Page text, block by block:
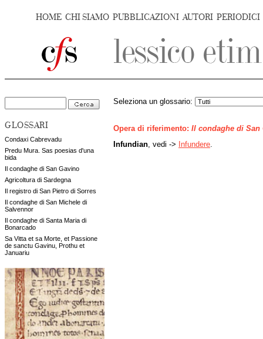
HOME CHI SIAMO PUBBLICAZIONI AUTORI PERIODICI
GLOSSARI
Condaxi Cabrevadu
Predu Mura. Sas poesias d'una
bida
Il condaghe di San Gavino
Agricoltura di Sardegna
Il registro di San Pietro di Sorres
Il condaghe di San Michele di
Salvennor
Il condaghe di Santa Maria di
Bonarcado
Sa Vitta et sa Morte, et Passione
de sanctu Gavinu, Prothu et
Januariu
Seleziona un glossario:
Opera di riferimento: Il condaghe di San
Infundian , vedi -> Infundere